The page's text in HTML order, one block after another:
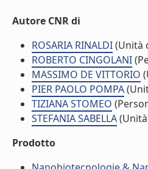
Autore CNR di
ROSARIA RINALDI(Unità
ROBERTO CINGOLANI
MASSIMO DE VITTORIO
PIER PAOLO POMPA
TIZIANA STOMEO
STEFANIA SABELLA
Prodotto